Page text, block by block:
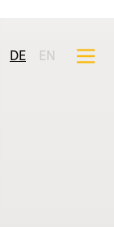
DE EN